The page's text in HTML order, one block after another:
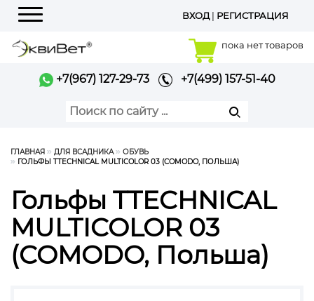
Меню
ВХОД| РЕГИСТРАЦИЯ
пока нет товаров
+7(967) 127-29-73 +7(499) 157-51-40
ГЛАВНАЯ ДЛЯ ВСАДНИКА
ОБУВЬ
ГОЛЬФЫ TTECHNICAL MULTICOLOR 03 (COMODO, ПОЛЬША)
Гольфы TTECHNICAL
MULTICOLOR 03
(COMODO, Польша)